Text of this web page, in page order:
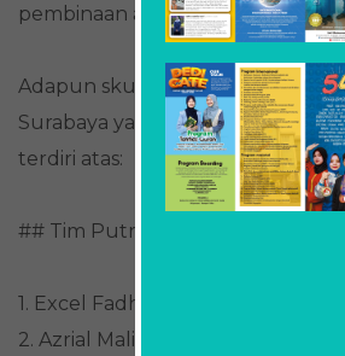
pembinaan atlet.
Adapun skuad tim floorball SMA
Surabaya yang turut berlaga
terdiri atas:
## Tim Putra
1. Excel Fadhil Muhammad (X.6)
2. Azrial Maliq Prawindra (X.6)